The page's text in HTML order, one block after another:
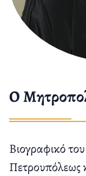
O
Βιογραφικό
Πετρουπόλεως